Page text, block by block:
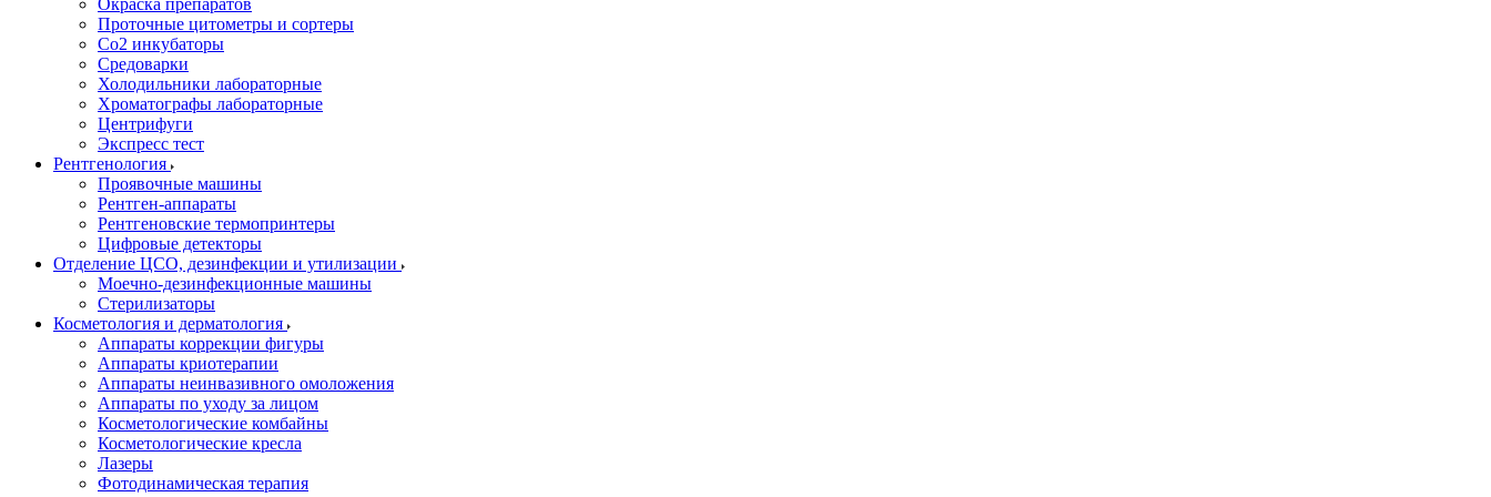
Окраска препаратов
Проточные цитометры и сортеры
Со2 инкубаторы
Средоварки
Холодильники лабораторные
Хроматографы лабораторные
Центрифуги
Экспресс тест
Рентгенология
Проявочные машины
Рентген-аппараты
Рентгеновские термопринтеры
Цифровые детекторы
Отделение ЦСО, дезинфекции и утилизации
Моечно-дезинфекционные машины
Стерилизаторы
Косметология и дерматология
Аппараты коррекции фигуры
Аппараты криотерапии
Аппараты неинвазивного омоложения
Аппараты по уходу за лицом
Косметологические комбайны
Косметологические кресла
Лазеры
Фотодинамическая терапия